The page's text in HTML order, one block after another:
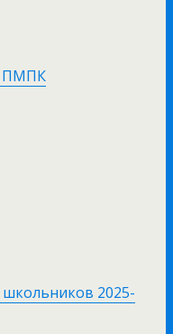
ПМПК
школьников 2025-